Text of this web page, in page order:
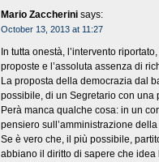
Mario Zaccherini says:
October 13, 2013 at 11:27
In tutta onestà, l’intervento
proposte e l’assoluta assenza di
La proposta della democrazia dal
possibile, di un Segretario con
Perà manca qualche cosa: in un
pensiero sull’amministrazione della
Se è vero che, il più possibile,
abbiano il diritto di sapere che